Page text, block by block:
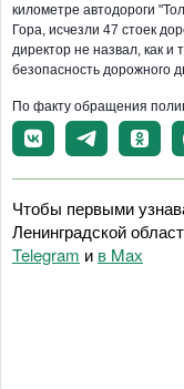
километре автодороги
Гора, исчезли 47 стоек
директор не назвал, как и
безопасность дорожного
По факту обращения
Чтобы первыми
Ленинградской
Telegram и в Maх